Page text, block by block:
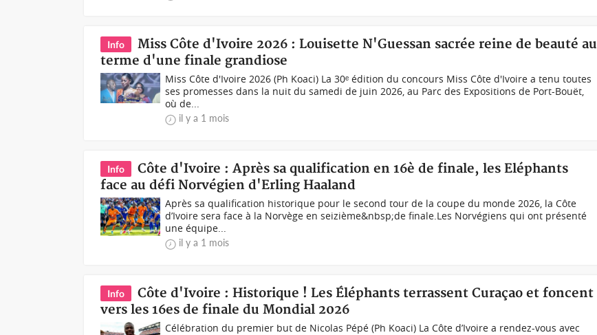
Info
Miss Côte d'Ivoire 2026 : Louisette N'Guessan sacrée reine de beauté au
terme d'une finale grandiose
Miss Côte d'Ivoire 2026 (Ph Koaci) La 30ᵉ édition du concours Miss Côte d'Ivoire a tenu toutes
ses promesses dans la nuit du samedi de juin 2026, au Parc des Expositions de Port-Bouët,
où de...
il y a 1 mois
Info
Côte d'Ivoire : Après sa qualification en 16è de finale, les Eléphants
face au défi Norvégien d'Erling Haaland
Après sa qualification historique pour le second tour de la coupe du monde 2026, la Côte
d’Ivoire sera face à la Norvège en seizième&nbsp;de finale.Les Norvégiens qui ont présenté
une équipe...
il y a 1 mois
Info
Côte d'Ivoire : Historique ! Les Éléphants terrassent Curaçao et foncent
vers les 16es de finale du Mondial 2026
Célébration du premier but de Nicolas Pépé (Ph Koaci) La Côte d’Ivoire a rendez-vous avec